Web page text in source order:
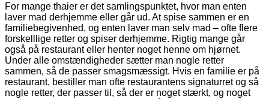
For mange thaier er det samlingspunktet, hvor man enten
laver mad derhjemme eller går ud. At spise sammen er en
familiebegivenhed, og enten laver man selv mad – ofte flere
forskelllige retter og spiser derhjemme. Rigtig mange går
også på restaurant eller henter noget henne om hjørnet.
Under alle omstændigheder sætter man nogle retter
sammen, så de passer smagsmæssigt. Hvis en familie er på
restaurant, bestiller man ofte restaurantens signaturret og så
nogle retter, der passer til, så der er noget stærkt, og noget